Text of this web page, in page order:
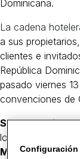
Dominicana.
La cadena
a sus
clientes e
República
pasado viernes
convenciones de
Santo Domingo,
los invitados a
Manel Vallet,